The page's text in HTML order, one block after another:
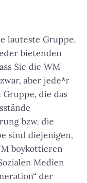
lauteste Gruppe.
bietenden
Sie die WM
aber jede*r
Gruppe, die das
bzw. die
sind diejenigen,
boykottieren
Medien
der